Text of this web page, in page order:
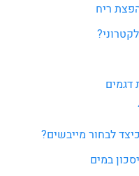
ריח
דגמים
כיצד לבחור מייבשים?
במים